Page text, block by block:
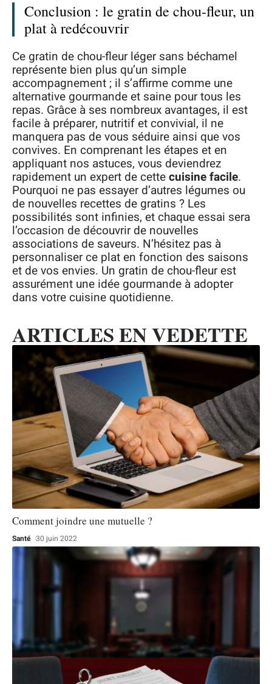
Conclusion : le gratin de chou-fleur, un
plat à redécouvrir
Ce gratin de chou-fleur léger sans béchamel
représente bien plus qu’un simple
accompagnement ; il s’affirme comme une
alternative gourmande et saine pour tous les
repas. Grâce à ses nombreux avantages, il est
facile à préparer, nutritif et convivial, il ne
manquera pas de vous séduire ainsi que vos
convives. En comprenant les étapes et en
appliquant nos astuces, vous deviendrez
rapidement un expert de cettecuisine facile.
Pourquoi ne pas essayer d’autres légumes ou
de nouvelles recettes de gratins ? Les
possibilités sont infinies, et chaque essai sera
l’occasion de découvrir de nouvelles
associations de saveurs. N’hésitez pas à
personnaliser ce plat en fonction des saisons
et de vos envies. Un gratin de chou-fleur est
assurément une idée gourmande à adopter
dans votre cuisine quotidienne.
ARTICLES EN VEDETTE
Comment joindre une mutuelle ?
Santé 30 juin 2022